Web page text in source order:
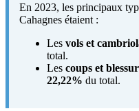
En 2023, les principaux
Cahagnes étaient :
Les vols et
total.
Les coups et
22,22% du total.